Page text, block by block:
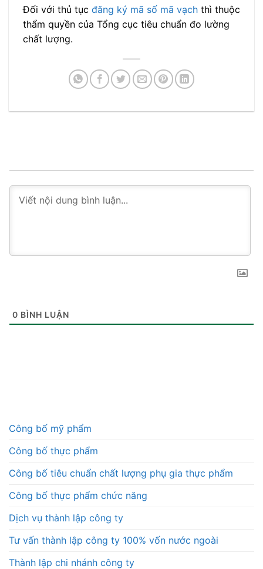
Đối với thủ tục đăng ký mã số mã vạch thì thuộc
thẩm quyền của Tổng cục tiêu chuẩn đo lường
chất lượng.
0 BÌNH LUẬN
Công bố mỹ phẩm
Công bố thực phẩm
Công bố tiêu chuẩn chất lượng phụ gia thực phẩm
Công bố thực phẩm chức năng
Dịch vụ thành lập công ty
Tư vấn thành lập công ty 100% vốn nước ngoài
Thành lập chi nhánh công ty